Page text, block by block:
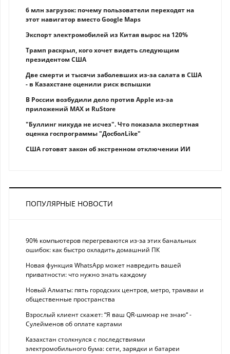
6 млн загрузок: почему пользователи переходят на
этот навигатор вместо Google Maps
Экспорт электромобилей из Китая вырос на 120%
Трамп раскрыл, кого хочет видеть следующим
президентом США
Две смерти и тысячи заболевших из-за салата в США
- в Казахстане оценили риск вспышки
В России возбудили дело против Apple из-за
приложений MAX и RuStore
"Буллинг никуда не исчез". Что показала экспертная
оценка госпрограммы "ДосболLike"
США готовят закон об экстренном отключении ИИ
ПОПУЛЯРНЫЕ НОВОСТИ
90% компьютеров перегреваются из-за этих банальных
ошибок: как быстро охладить домашний ПК
Новая функция WhatsApp может навредить вашей
приватности: что нужно знать каждому
Новый Алматы: пять городских центров, метро, трамваи и
общественные пространства
Взрослый клиент скажет: “Я ваш QR-шмюар не знаю“ -
Сулейменов об оплате картами
Казахстан столкнулся с последствиями
электромобильного бума: сети, зарядки и батареи